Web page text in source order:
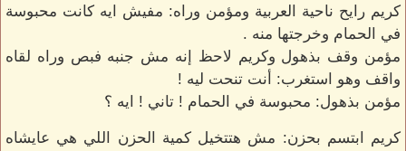
كريم رايح ناحية العربية ومؤمن وراه: مفيش ايه كانت محبوسة
في الحمام وخرجتها منه .
مؤمن وقف بذهول وكريم لاحظ إنه مش جنبه فبص وراه لقاه
واقف وهو استغرب: أنت تنحت ليه !
مؤمن بذهول: محبوسة في الحمام ! تاني ! ايه ؟
كريم ابتسم بحزن: مش هتتخيل كمية الحزن اللي هي عايشاه